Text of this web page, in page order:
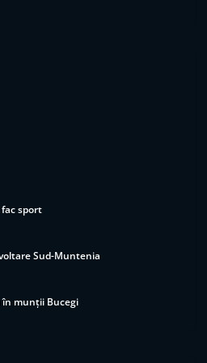
sport
Sud-Muntenia
munții Bucegi